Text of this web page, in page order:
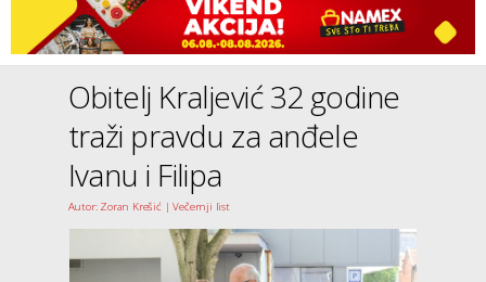
Obitelj Kraljević 32 godine
traži pravdu za anđele
Ivanu i Filipa
Autor: Zoran Krešić | Večernji list